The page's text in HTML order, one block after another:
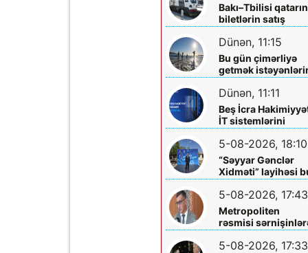
Bakı–Tbilisi
biletlərin satış
müddəti artırılır
Dünən, 11:15
Bu gün çimərliyə
getmək
diqqətinə!
Dünən, 11:11
Beş İcra
İT sistemlərini
“Hökumət
buludu”na köçürdü
5-08-2026, 18:10
“Səyyar Gənclər
Xidməti” layihəsi
dəfə
5-08-2026, 17:43
Metropoliten
rəsmisi
çıxış yolu göstərdi
5-08-2026, 17:33